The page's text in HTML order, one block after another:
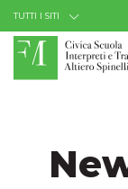
Skip to Content
TUTTI I SITI